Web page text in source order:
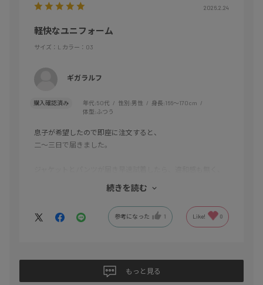
2026.2.24
軽快なユニフォーム
サイズ：L カラー：03
ギガラルフ
購入確認済み 年代:50代 性別:男性 身長:166～170cm
体型:ふつう
息子が希望したので即座に注文すると、
二〜三日で届きました。
サイズは一回り大きめを希望しましたが、ぴったりなサイズ
な為、又パンツは将来的には買い足すかもしれません。
今後ともお付き合いしたいメーカーになりました。
続きを読む
参考になった 1 Like! 0
もっと見る